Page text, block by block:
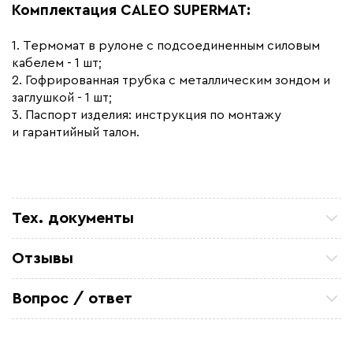
Комплектация CALEO SUPERMAT:
1. Термомат в рулоне с подсоединенным силовым
кабелем - 1 шт;
2. Гофрированная трубка с металлическим зондом и
заглушкой - 1 шт;
3. Паспорт изделия: инструкция по монтажу
и гарантийный талон.
Тех. документы
Паспорт изделия
Сертификат соответствия - кабельные теплые
полы Caleo
Отзывы
ТСЖ 15/43 Закупали кабель для очистных
коммуникаций. Все отлично. по цене и срокам
устроило
Вопрос / ответ